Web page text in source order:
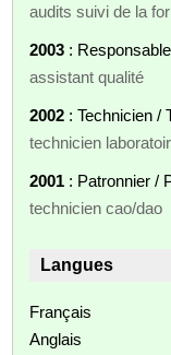
audits suivi de la
2003 :
assistant qualité
2002 : Technicien /
technicien
2001 : Patronnier /
technicien cao/dao
Langues
Français
Anglais